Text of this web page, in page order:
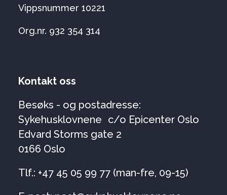
Vippsnummer 10221
Org.nr. 932 354 314
Kontakt oss
Besøks - og postadresse:
Sykehusklovnene c/o Epicenter Oslo
Edvard Storms gate 2
0166 Oslo
Tlf.: +47 45 05 99 77 (man-fre, 09-15)